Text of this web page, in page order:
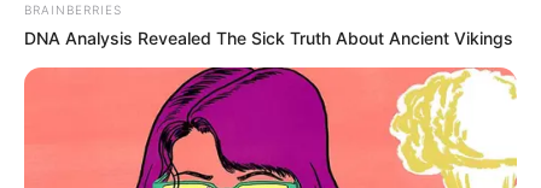
BRAINBERRIES
DNA Analysis Revealed The Sick Truth About Ancient Vikings